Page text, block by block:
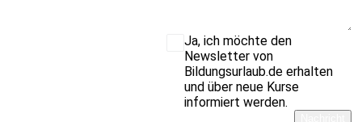
Ja, ich möchte den
Newsletter von
Bildungsurlaub.de erhalten
und über neue Kurse
informiert werden.